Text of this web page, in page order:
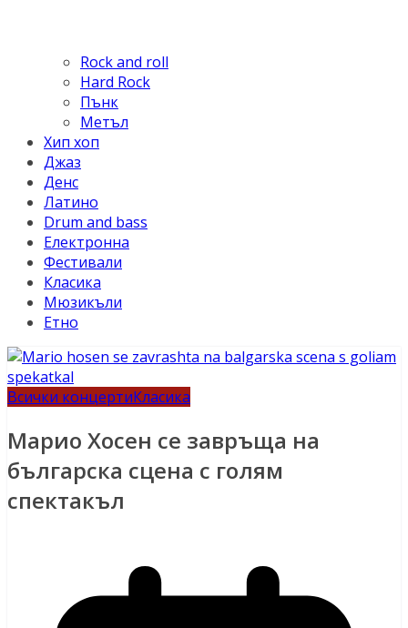
Rock and roll
Hard Rock
Пънк
Метъл
Хип хоп
Джаз
Денс
Латино
Drum and bass
Електронна
Фестивали
Класика
Мюзикъли
Етно
Всички концертиКласика
Марио Хосен се завръща на
българска сцена с голям
спектакъл